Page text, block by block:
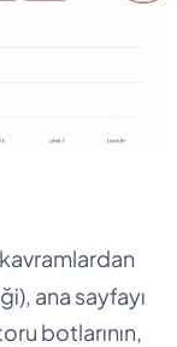
ana sayfayı
botlarının,